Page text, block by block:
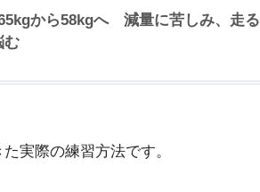
から58kgへ 減量に苦しみ、走る
む
実際の練習方法です。